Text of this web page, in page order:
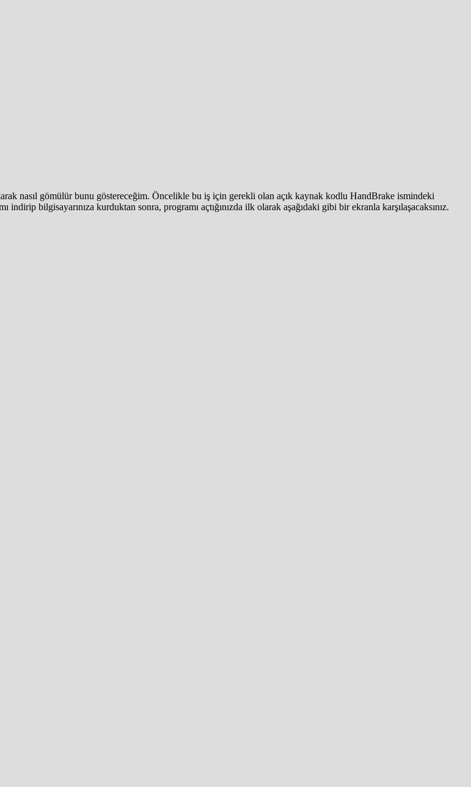
nasıl gömülür bunu göstereceğim. Öncelikle bu iş için gerekli olan açık kaynak kodlu HandBrake ismindeki
bilgisayarınıza kurduktan sonra, programı açtığınızda ilk olarak aşağıdaki gibi bir ekranla karşılaşacaksınız.